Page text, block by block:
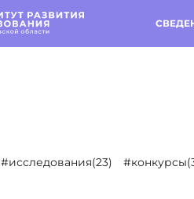
#исследования(23)